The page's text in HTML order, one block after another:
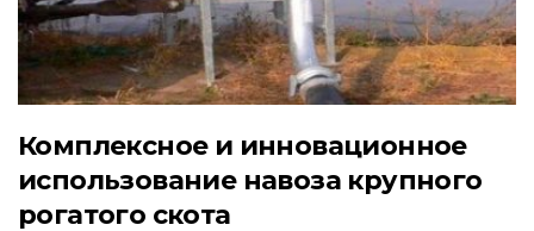
Комплексное и инновационное
использование навоза крупного
рогатого скота